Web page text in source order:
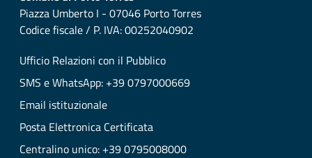
Piazza Umberto I - 07046 Porto Torres
Codice fiscale / P. IVA: 00252040902
Ufficio Relazioni con il Pubblico
SMS e WhatsApp: +39 0797000669
Email istituzionale
Posta Elettronica Certificata
Centralino unico: +39 0795008000